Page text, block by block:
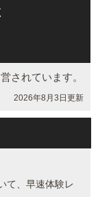
されています。
2026年8月3日更新
て、早速体験レ